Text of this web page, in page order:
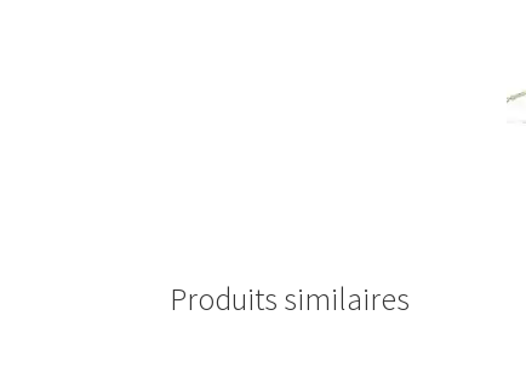
Produits similaires